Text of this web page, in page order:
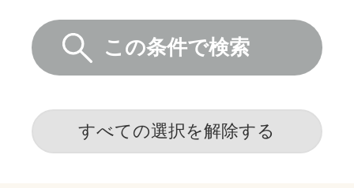
この条件で検索
すべての選択を解除する